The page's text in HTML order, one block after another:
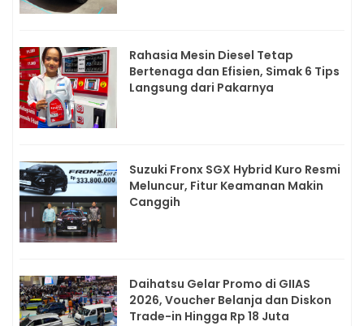
Rahasia Mesin Diesel Tetap
Bertenaga dan Efisien, Simak 6 Tips
Langsung dari Pakarnya
Suzuki Fronx SGX Hybrid Kuro Resmi
Meluncur, Fitur Keamanan Makin
Canggih
Daihatsu Gelar Promo di GIIAS
2026, Voucher Belanja dan Diskon
Trade-in Hingga Rp 18 Juta